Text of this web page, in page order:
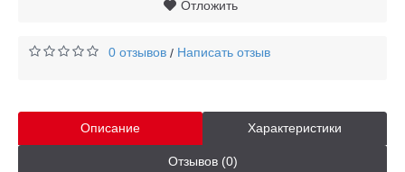
Отложить
0 отзывов / Написать отзыв
Описание Характеристики
Отзывов (0)